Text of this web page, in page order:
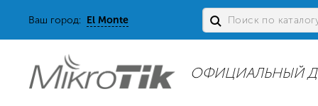
Ваш город: El Monte
ОФИЦИАЛЬНЫЙ